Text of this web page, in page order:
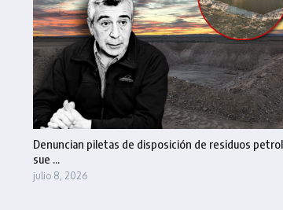
Denuncian piletas de disposición de residuos
sue ...
julio 8, 2026